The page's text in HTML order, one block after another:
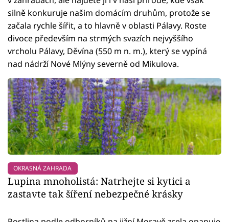
silně konkuruje našim domácím druhům, protože se
začala rychle šířit, a to hlavně v oblasti Pálavy. Roste
divoce především na strmých svazích nejvyššího
vrcholu Pálavy, Děvína (550 m n. m.), který se vypíná
nad nádrží Nové Mlýny severně od Mikulova.
OKRASNÁ ZAHRADA
Lupina mnoholistá: Natrhejte si kytici a
zastavte tak šíření nebezpečné krásky